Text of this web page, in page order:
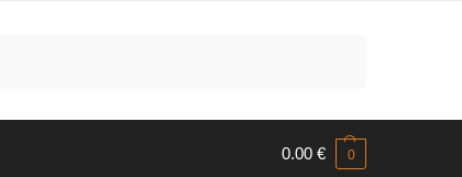
0.00 € 0